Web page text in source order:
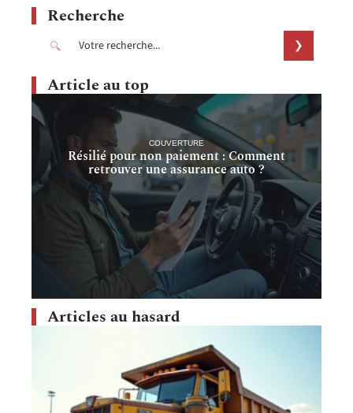
Recherche
Article au top
COUVERTURE
Résilié pour non paiement : Comment
retrouver une assurance auto ?
Articles au hasard